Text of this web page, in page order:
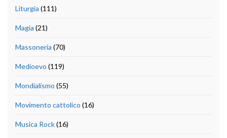
Liturgia (111)
Magia (21)
Massoneria (70)
Medioevo (119)
Mondialismo (55)
Movimento cattolico (16)
Musica Rock(16)